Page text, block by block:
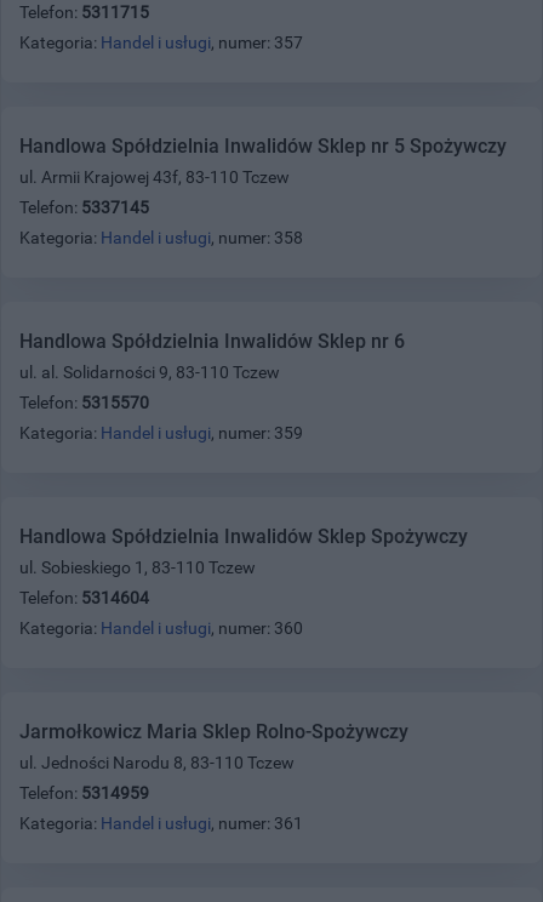
Telefon: 5311715
Kategoria: Handel i usługi, numer: 357
Handlowa Spółdzielnia Inwalidów Sklep nr 5 Spożywczy
ul. Armii Krajowej 43f, 83-110 Tczew
Telefon: 5337145
Kategoria: Handel i usługi, numer: 358
Handlowa Spółdzielnia Inwalidów Sklep nr 6
ul. al. Solidarności 9, 83-110 Tczew
Telefon: 5315570
Kategoria: Handel i usługi, numer: 359
Handlowa Spółdzielnia Inwalidów Sklep Spożywczy
ul. Sobieskiego 1, 83-110 Tczew
Telefon: 5314604
Kategoria: Handel i usługi, numer: 360
Jarmołkowicz Maria Sklep Rolno-Spożywczy
ul. Jedności Narodu 8, 83-110 Tczew
Telefon: 5314959
Kategoria: Handel i usługi, numer: 361